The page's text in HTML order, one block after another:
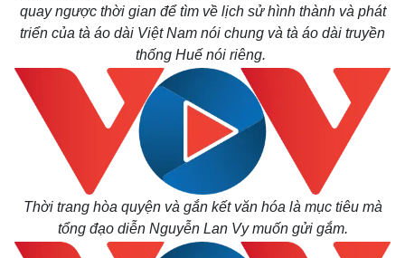
quay ngược thời gian để tìm về lịch sử hình thành và phát
triển của tà áo dài Việt Nam nói chung và tà áo dài truyền
thống Huế nói riêng.
Thời trang hòa quyện và gắn kết văn hóa là mục tiêu mà
tổng đạo diễn Nguyễn Lan Vy muốn gửi gắm.